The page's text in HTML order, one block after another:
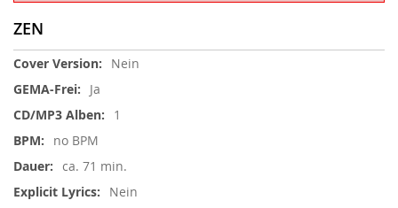
ZEN
Weitere
Nein
Ja
1
no BPM
ca. 71 min.
Nein